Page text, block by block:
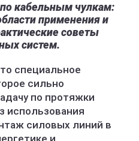
кабельным чулкам:
применения и
советы
систем.
специальное
сильно
по протяжки
использования
силовых линий в
и